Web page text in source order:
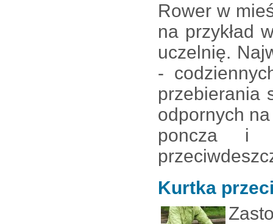
Rower w
na przykład
uczelnię.
-
przebierania
odpornych
poncza i
Kurtka